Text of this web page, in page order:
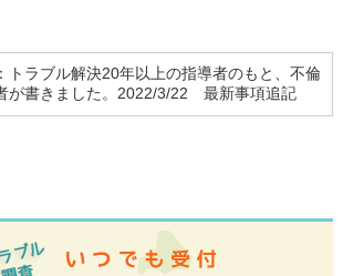
トラブル解決20年以上の指導者のもと、不倫
が書きました。2022/3/22 最新事項追記